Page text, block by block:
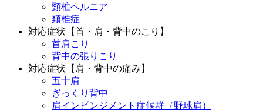
頸椎ヘルニア
頚椎症
対応症状【首・肩・背中のこり】
首肩こり
背中の張りこり
対応症状【肩・背中の痛み】
五十肩
ぎっくり背中
肩インピンジメント症候群（野球肩）